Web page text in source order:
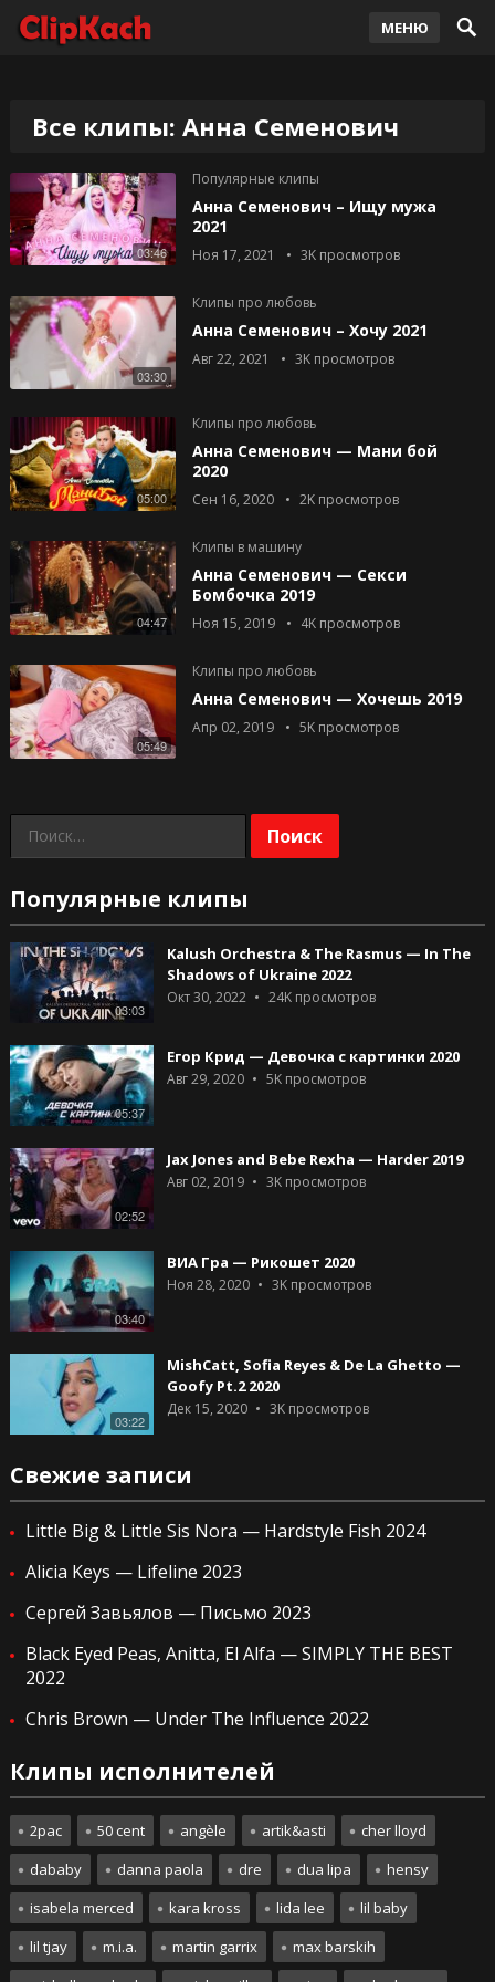
МЕНЮ
Все клипы: Анна Семенович
03:46
Популярные клипы
Анна Семенович – Ищу мужа
2021
Ноя 17, 2021 3Kпросмотров
03:30
Клипы про любовь
Анна Семенович – Хочу 2021
Авг 22, 2021 3Kпросмотров
05:00
Клипы про любовь
Анна Семенович — Мани бой
2020
Сен 16, 2020 2Kпросмотров
04:47
Клипы в машину
Анна Семенович — Секси
Бомбочка 2019
Ноя 15, 2019 4Kпросмотров
05:49
Клипы про любовь
Анна Семенович — Хочешь 2019
Апр 02, 2019 5Kпросмотров
Найти:
Популярные клипы
03:03
Kalush Orchestra & The Rasmus — In The
Shadows of Ukraine 2022
Окт 30, 2022 24Kпросмотров
05:37
Егор Крид — Девочка с картинки 2020
Авг 29, 2020 5Kпросмотров
02:52
Jax Jones and Bebe Rexha — Harder 2019
Авг 02, 2019 3Kпросмотров
03:40
ВИА Гра — Рикошет 2020
Ноя 28, 2020 3Kпросмотров
03:22
MishCatt, Sofia Reyes & De La Ghetto —
Goofy Pt.2 2020
Дек 15, 2020 3Kпросмотров
Свежие записи
Little Big & Little Sis Nora — Hardstyle Fish 2024
Alicia Keys — Lifeline 2023
Сергей Завьялов — Письмо 2023
Black Eyed Peas, Anitta, El Alfa — SIMPLY THE BEST
2022
Chris Brown — Under The Influence 2022
Клипы исполнителей
2pac 50 cent angèle artik&asti
cher lloyd
dababy
danna paola dre dua lipa
hensy
isabela merced
kara kross lida lee
lil baby
lil tjay
m.i.a. martin garrix
max barskih